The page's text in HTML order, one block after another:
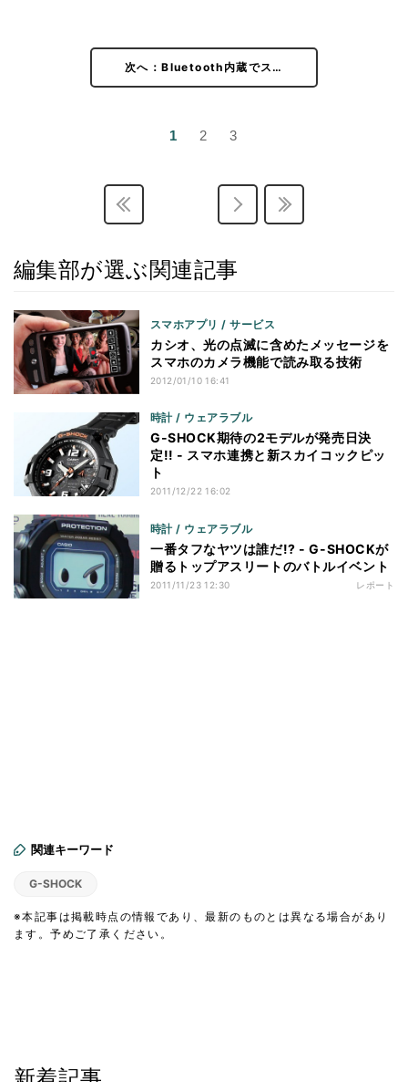
次へ：Bluetooth内蔵でス…
1 2 3
編集部が選ぶ関連記事
スマホアプリ / サービス
カシオ、光の点滅に含めたメッセージを
スマホのカメラ機能で読み取る技術
2012/01/10 16:41
時計 / ウェアラブル
G-SHOCK期待の2モデルが発売日決
定!! - スマホ連携と新スカイコックピッ
ト
2011/12/22 16:02
時計 / ウェアラブル
一番タフなヤツは誰だ!? - G-SHOCKが
贈るトップアスリートのバトルイベント
2011/11/23 12:30 レポート
関連キーワード
G-SHOCK
※本記事は掲載時点の情報であり、最新のものとは異なる場合があり
ます。予めご了承ください。